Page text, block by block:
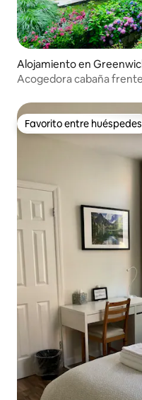
Alojamiento en
Acogedora cabaña frente
Favorito entre huéspedes
Favorito entre huéspedes